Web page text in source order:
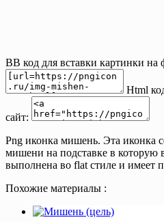
BB код для вставки картинки на
Html
сайт:
Png иконка мишень. Эта иконка
мишени на подставке в
выполнена во flat стиле и имеет
Похожие материалы :